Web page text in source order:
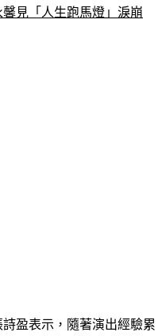
見「人生跑馬燈」淚崩
盈表示，隨著演出經驗累